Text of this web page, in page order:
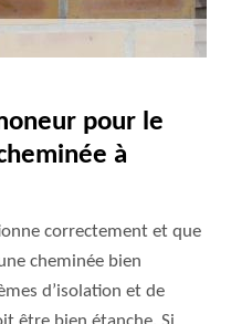
pour le
à
correctement et que
cheminée bien
d’isolation et de